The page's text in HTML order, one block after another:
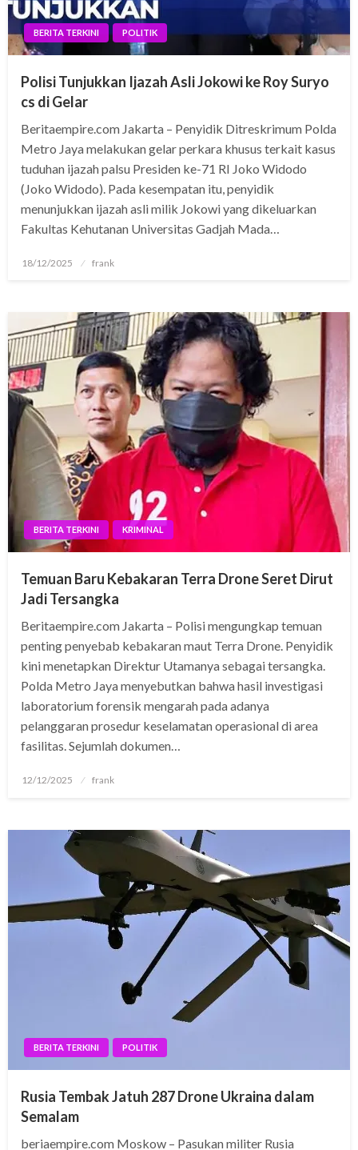
BERITA TERKINI POLITIK
Polisi Tunjukkan Ijazah Asli Jokowi ke Roy Suryo
cs di Gelar
Beritaempire.com Jakarta – Penyidik Ditreskrimum Polda
Metro Jaya melakukan gelar perkara khusus terkait kasus
tuduhan ijazah palsu Presiden ke-71 RI Joko Widodo
(Joko Widodo). Pada kesempatan itu, penyidik
menunjukkan ijazah asli milik Jokowi yang dikeluarkan
Fakultas Kehutanan Universitas Gadjah Mada…
Posted
18/12/2025 frank
BERITA TERKINI KRIMINAL
Temuan Baru Kebakaran Terra Drone Seret Dirut
Jadi Tersangka
Beritaempire.com Jakarta – Polisi mengungkap temuan
penting penyebab kebakaran maut Terra Drone. Penyidik
kini menetapkan Direktur Utamanya sebagai tersangka.
Polda Metro Jaya menyebutkan bahwa hasil investigasi
laboratorium forensik mengarah pada adanya
pelanggaran prosedur keselamatan operasional di area
fasilitas. Sejumlah dokumen…
Posted
12/12/2025 frank
BERITA TERKINI POLITIK
Rusia Tembak Jatuh 287 Drone Ukraina dalam
Semalam
beriaempire.com Moskow – Pasukan militer Rusia